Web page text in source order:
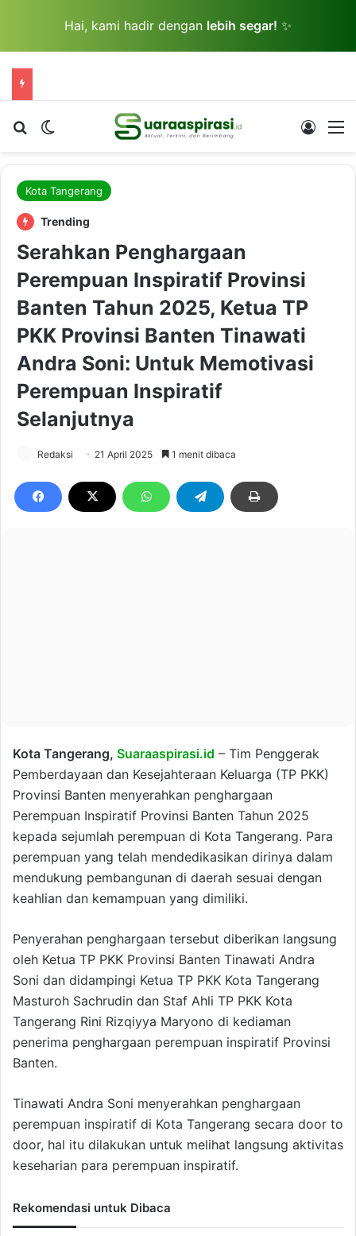
Hai, kami hadir dengan lebih segar! ✨
Cari berita...Switch skin Log In
Kota Tangerang
Trending
Serahkan Penghargaan
Perempuan Inspiratif Provinsi
Banten Tahun 2025, Ketua TP
PKK Provinsi Banten Tinawati
Andra Soni: Untuk Memotivasi
Perempuan Inspiratif
Selanjutnya
Redaksi 21 April 2025 1 menit dibaca
Kota Tangerang, Suaraaspirasi.id – Tim Penggerak
Pemberdayaan dan Kesejahteraan Keluarga (TP PKK)
Provinsi Banten menyerahkan penghargaan
Perempuan Inspiratif Provinsi Banten Tahun 2025
kepada sejumlah perempuan di Kota Tangerang. Para
perempuan yang telah mendedikasikan dirinya dalam
mendukung pembangunan di daerah sesuai dengan
keahlian dan kemampuan yang dimiliki.
Penyerahan penghargaan tersebut diberikan langsung
oleh Ketua TP PKK Provinsi Banten Tinawati Andra
Soni dan didampingi Ketua TP PKK Kota Tangerang
Masturoh Sachrudin dan Staf Ahli TP PKK Kota
Tangerang Rini Rizqiyya Maryono di kediaman
penerima penghargaan perempuan inspiratif Provinsi
Banten.
Tinawati Andra Soni menyerahkan penghargaan
perempuan inspiratif di Kota Tangerang secara door to
door, hal itu dilakukan untuk melihat langsung aktivitas
keseharian para perempuan inspiratif.
Rekomendasi untuk Dibaca